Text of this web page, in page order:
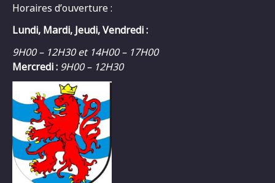
Horaires d’ouverture :
Lundi, Mardi, Jeudi, Vendredi :
9H00 – 12H30 et 14H00 – 17H00
Mercredi : 9H00 – 12H30